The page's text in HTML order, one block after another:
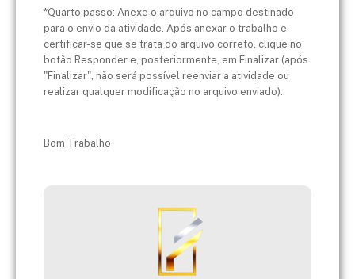
*Quarto passo: Anexe o arquivo no campo destinado
para o envio da atividade. Após anexar o trabalho e
certificar-se que se trata do arquivo correto, clique no
botão Responder e, posteriormente, em Finalizar (após
"Finalizar", não será possível reenviar a atividade ou
realizar qualquer modificação no arquivo enviado).
Bom Trabalho